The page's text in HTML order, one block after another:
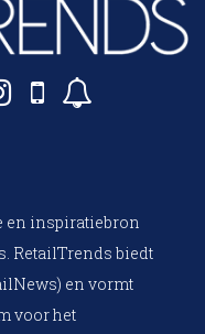
en inspiratiebron
RetailTrends biedt
en vormt
voor het